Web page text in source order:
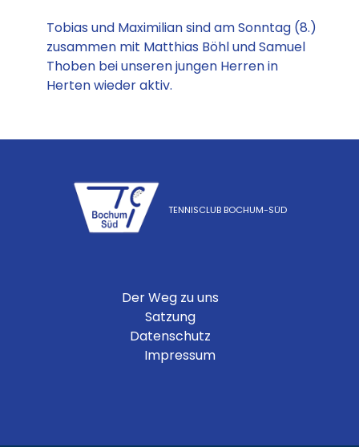
Tobias und Maximilian sind am Sonntag (8.)
zusammen mit Matthias Böhl und Samuel
Thoben bei unseren jungen Herren in
Herten wieder aktiv.
TENNISCLUB BOCHUM-SÜD
Der Weg zu uns
Satzung
Datenschutz
Impressum